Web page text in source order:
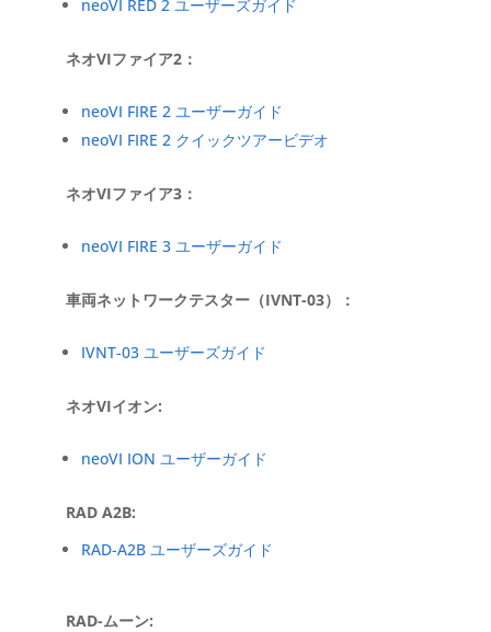
neoVI RED 2 ユーザーズガイド
ネオVIファイア2：
neoVI FIRE 2 ユーザーガイド
neoVI FIRE 2 クイックツアービデオ
ネオVIファイア3：
neoVI FIRE 3 ユーザーガイド
車両ネットワークテスター（IVNT-03）：
IVNT-03 ユーザーズガイド
ネオVIイオン:
neoVI ION ユーザーガイド
RAD A2B:
RAD-A2B ユーザーズガイド
RAD-ムーン: